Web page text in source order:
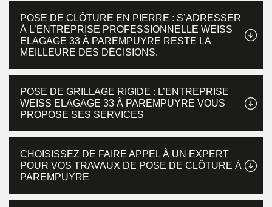
POSE DE CLÔTURE EN PIERRE : S’ADRESSER
À L’ENTREPRISE PROFESSIONNELLE WEISS
ELAGAGE 33 À PAREMPUYRE RESTE LA
MEILLEURE DES DÉCISIONS.
POSE DE GRILLAGE RIGIDE : L’ENTREPRISE
WEISS ELAGAGE 33 À PAREMPUYRE VOUS
PROPOSE SES SERVICES
CHOISISSEZ DE FAIRE APPEL À UN EXPERT
POUR VOS TRAVAUX DE POSE DE CLÔTURE À
PAREMPUYRE